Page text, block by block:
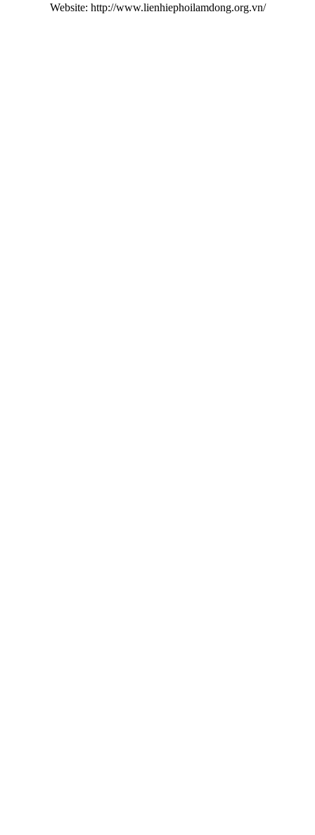
Website: http://www.lienhiephoilamdong.org.vn/